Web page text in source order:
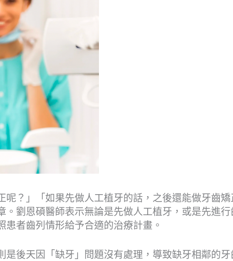
呢？」「如果先做人工植牙的話，之後還能做牙齒矯
。劉恩碩醫師表示無論是先做人工植牙，或是先進行
者齒列情形給予合適的治療計畫。
是後天因「缺牙」問題沒有處理，導致缺牙相鄰的